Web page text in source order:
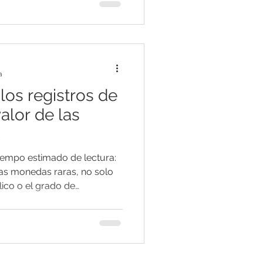
idéntica se vende
ocasión, y en otra, se
registros de
de las
estimado de lectura:
monedas raras, no solo
o el grado de
e inversores,
y quién pujó por